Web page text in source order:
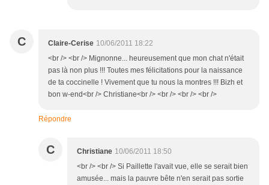
C Claire-Cerise 10/06/2011 18:22
<br /> <br /> Mignonne... heureusement que mon chat n'était
pas là non plus !!! Toutes mes félicitations pour la naissance
de ta coccinelle ! Vivement que tu nous la montres !!! Bizh et
bon w-end<br /> Christiane<br /> <br /> <br /> <br />
Répondre
C Christiane 10/06/2011 18:50
<br /> <br /> Si Paillette l'avait vue, elle se serait bien
amusée... mais la pauvre bête n'en serait pas sortie